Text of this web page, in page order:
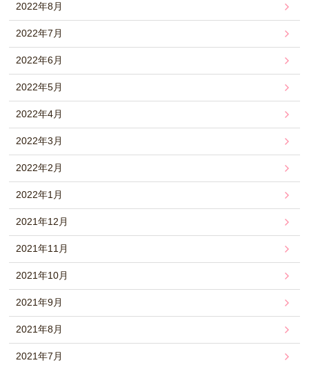
2022年8月
2022年7月
2022年6月
2022年5月
2022年4月
2022年3月
2022年2月
2022年1月
2021年12月
2021年11月
2021年10月
2021年9月
2021年8月
2021年7月